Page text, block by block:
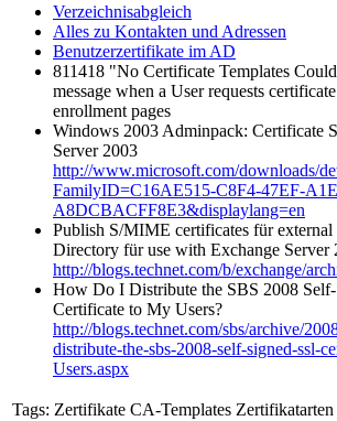
Verzeichnisabgleich
Alles zu Kontakten und Adressen
Benutzerzertifikate im AD
811418 "No Certificate Templates
message when a User requests
enrollment pages
Windows 2003 Adminpack: Certificate
Server 2003
http://www.microsoft.com/downloads/
FamilyID=C16AE515-C8F4-47EF-
A8DCBACFF8E3&displaylang=en
Publish S/MIME certificates für external
Directory für use with Exchange Server
http://blogs.technet.com/b/exchange/
How Do I Distribute the SBS 2008
Certificate to My Users?
http://blogs.technet.com/sbs/archive/
distribute-the-sbs-2008-self-signed-ssl-
Users.aspx
Tags: Zertifikate CA-Templates